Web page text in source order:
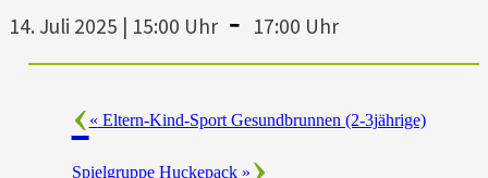
14. Juli 2025 | 15:00 Uhr - 17:00 Uhr
« Eltern-Kind-Sport Gesundbrunnen (2-3jährige)
Spielgruppe Huckepack »